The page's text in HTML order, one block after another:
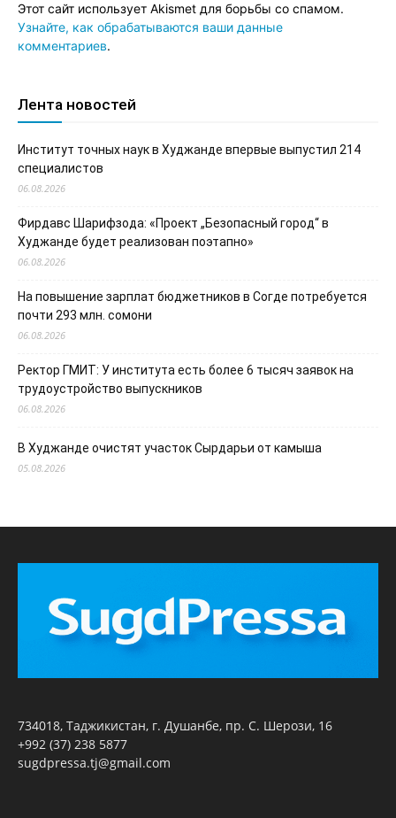
Этот сайт использует Akismet для борьбы со спамом.
Узнайте, как обрабатываются ваши данные
комментариев.
Лента новостей
Институт точных наук в Худжанде впервые выпустил 214
специалистов
06.08.2026
Фирдавс Шарифзода: «Проект „Безопасный город“ в
Худжанде будет реализован поэтапно»
06.08.2026
На повышение зарплат бюджетников в Согде потребуется
почти 293 млн. сомони
06.08.2026
Ректор ГМИТ: У института есть более 6 тысяч заявок на
трудоустройство выпускников
06.08.2026
В Худжанде очистят участок Сырдарьи от камыша
05.08.2026
734018, Таджикистан, г. Душанбе, пр. С. Шерози, 16
+992 (37) 238 5877
sugdpressa.tj@gmail.com